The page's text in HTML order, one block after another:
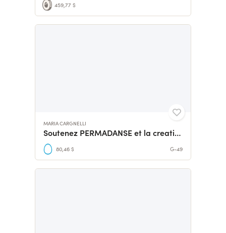
459,77 $
MARIA CARGNELLI
Soutenez PERMADANSE et la creation de PUIS J'AI GRANDI
80,46 $ G-49